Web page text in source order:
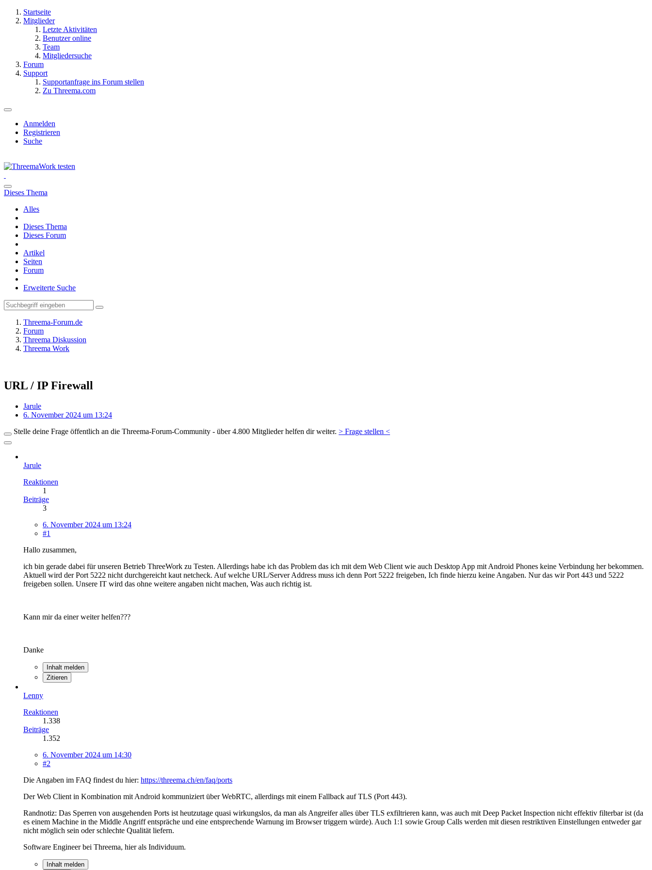
Startseite
Mitglieder
Letzte Aktivitäten
Benutzer online
Team
Mitgliedersuche
Forum
Support
Supportanfrage ins Forum stellen
Zu Threema.com
Anmelden
Registrieren
Suche
Dieses Thema
Alles
Dieses Thema
Dieses Forum
Artikel
Seiten
Forum
Erweiterte Suche
Threema-Forum.de
Forum
Threema Diskussion
Threema Work
URL / IP Firewall
Jarule
6. November 2024 um 13:24
Stelle deine Frage öffentlich an die Threema-Forum-Community - über 4.800 Mitglieder helfen dir weiter. > Frage stellen <
Jarule
Reaktionen
1
Beiträge
3
6. November 2024 um 13:24
#1
Hallo zusammen,
ich bin gerade dabei für unseren Betrieb ThreeWork zu Testen. Allerdings habe ich das Problem das ich mit dem Web Client wie auch Desktop App mit Android Phones keine Verbindung her bekommen.
Aktuell wird der Port 5222 nicht durchgereicht kaut netcheck. Auf welche URL/Server Address muss ich denn Port 5222 freigeben, Ich finde hierzu keine Angaben. Nur das wir Port 443 und 5222
freigeben sollen. Unsere IT wird das ohne weitere angaben nicht machen, Was auch richtig ist.
Kann mir da einer weiter helfen???
Danke
Inhalt melden
Zitieren
Lenny
Reaktionen
1.338
Beiträge
1.352
6. November 2024 um 14:30
#2
Die Angaben im FAQ findest du hier: https://threema.ch/en/faq/ports
Der Web Client in Kombination mit Android kommuniziert über WebRTC, allerdings mit einem Fallback auf TLS (Port 443).
Randnotiz: Das Sperren von ausgehenden Ports ist heutzutage quasi wirkungslos, da man als Angreifer alles über TLS exfiltrieren kann, was auch mit Deep Packet Inspection nicht effektiv filterbar ist (da
es einem Machine in the Middle Angriff entspräche und eine entsprechende Warnung im Browser triggern würde). Auch 1:1 sowie Group Calls werden mit diesen restriktiven Einstellungen entweder gar
nicht möglich sein oder schlechte Qualität liefern.
Software Engineer bei Threema, hier als Individuum.
Inhalt melden